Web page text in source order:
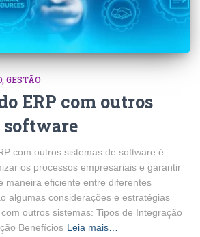
GESTÃO
ERP com outros
software
com outros sistemas de software é
os processos empresariais e garantir
maneira eficiente entre diferentes
algumas considerações e estratégias
outros sistemas: Tipos de Integração
Benefícios Leia mais…